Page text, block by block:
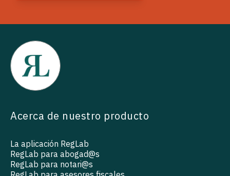
Acerca de nuestro producto
La aplicación RegLab
RegLab para abogad@s
RegLab para notari@s